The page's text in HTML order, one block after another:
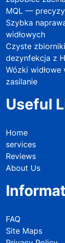
MQL —
Szybka
widłowych
Czyste
dezynfekcja z
Wózki
zasilanie
Useful
Home
services
Reviews
About Us
FAQ
Site Maps